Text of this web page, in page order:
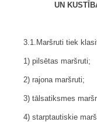
UN
3.1.Maršruti tiek
1) pilsētas maršruti;
2) rajona maršruti;
3) tālsatiksmes
4) starptautiskie